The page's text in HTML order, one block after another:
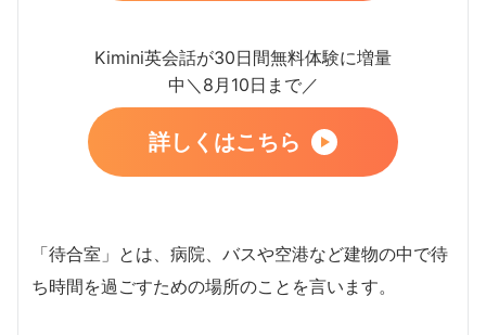
Kimini英会話が30日間無料体験に増量
中＼8月10日まで／
詳しくはこちら
「待合室」とは、病院、バスや空港など建物の中で待
ち時間を過ごすための場所のことを言います。